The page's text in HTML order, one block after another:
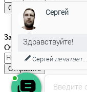
Отправить
Заказать услугу
Отправьте данные и
Отправить
Введите
Сергей
Здравствуйте!
Сергей печатает...